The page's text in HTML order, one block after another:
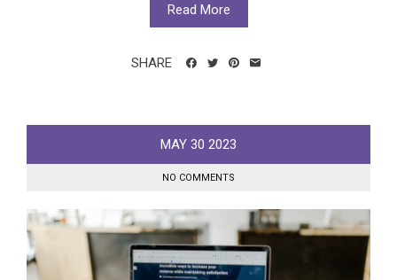
Read More
SHARE
MAY 30 2023
NO COMMENTS